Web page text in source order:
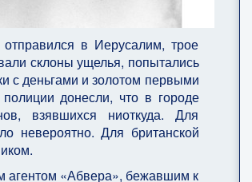
в Иерусалим, трое
склоны ущелья, попытались
с деньгами и золотом первыми
донесли, что в городе
взявшихся ниоткуда. Для
невероятно. Для британской
«Абвера», бежавшим к